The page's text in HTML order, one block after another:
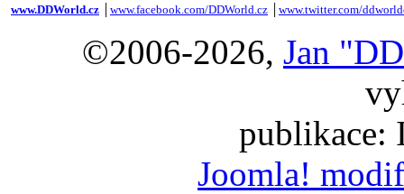
www.DDWorld.cz www.facebook.com/DDWorld.cz www.twitter.com/
©2006-2026, Jan
publikace:
Joomla!